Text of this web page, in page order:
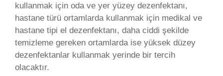
kullanmak için oda ve yer yüzey dezenfektanı,
hastane türü ortamlarda kullanmak için medikal ve
hastane tipi el dezenfektanı, daha ciddi şekilde
temizleme gereken ortamlarda ise yüksek düzey
dezenfektanlar kullanmak yerinde bir tercih
olacaktır.